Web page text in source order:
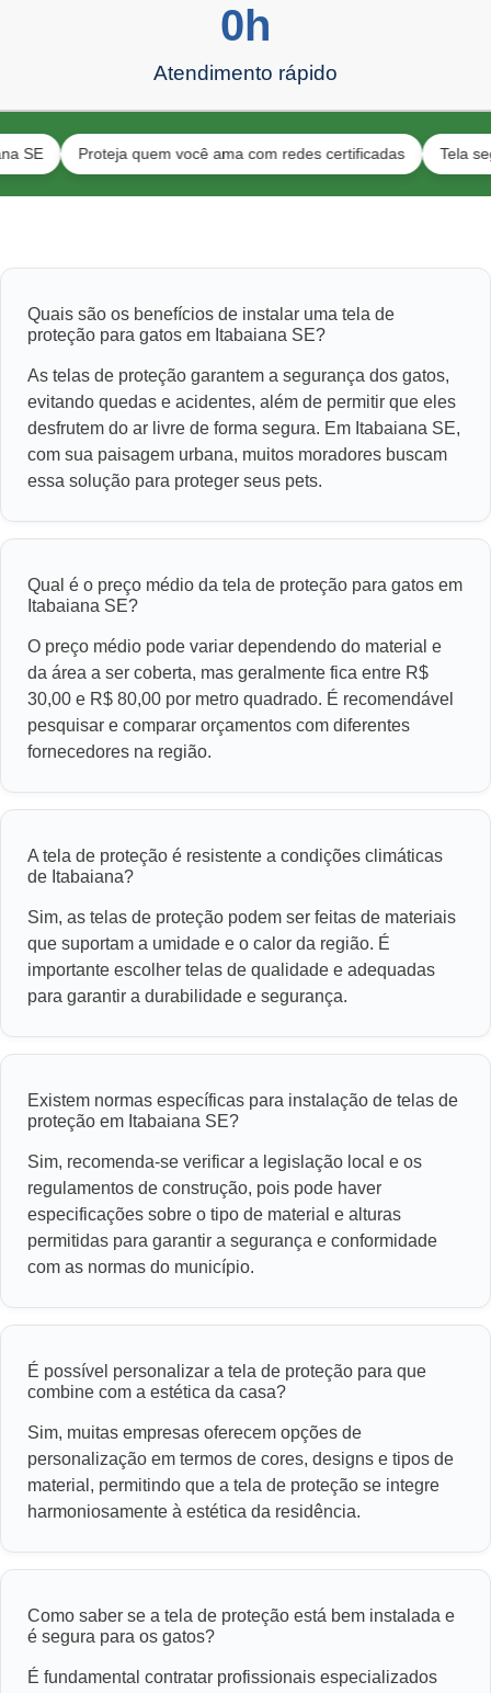
Atendimento rápido
0 h
Proteja quem você ama com redes certificadas Tela segura
Quais são os benefícios de instalar uma tela de
proteção para gatos em Itabaiana SE?
As telas de proteção garantem a segurança dos gatos,
evitando quedas e acidentes, além de permitir que eles
desfrutem do ar livre de forma segura. Em Itabaiana SE,
com sua paisagem urbana, muitos moradores buscam
essa solução para proteger seus pets.
Qual é o preço médio da tela de proteção para gatos em
Itabaiana SE?
O preço médio pode variar dependendo do material e
da área a ser coberta, mas geralmente fica entre R$
30,00 e R$ 80,00 por metro quadrado. É recomendável
pesquisar e comparar orçamentos com diferentes
fornecedores na região.
A tela de proteção é resistente a condições climáticas
de Itabaiana?
Sim, as telas de proteção podem ser feitas de materiais
que suportam a umidade e o calor da região. É
importante escolher telas de qualidade e adequadas
para garantir a durabilidade e segurança.
Existem normas específicas para instalação de telas de
proteção em Itabaiana SE?
Sim, recomenda-se verificar a legislação local e os
regulamentos de construção, pois pode haver
especificações sobre o tipo de material e alturas
permitidas para garantir a segurança e conformidade
com as normas do município.
É possível personalizar a tela de proteção para que
combine com a estética da casa?
Sim, muitas empresas oferecem opções de
personalização em termos de cores, designs e tipos de
material, permitindo que a tela de proteção se integre
harmoniosamente à estética da residência.
Como saber se a tela de proteção está bem instalada e
é segura para os gatos?
É fundamental contratar profissionais especializados